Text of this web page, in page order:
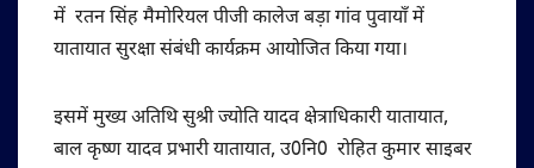
में रतन सिंह मैमोरियल पीजी कालेज बड़ा गांव पुवायाँ में
यातायात सुरक्षा संबंधी कार्यक्रम आयोजित किया गया।
इसमें मुख्य अतिथि सुश्री ज्योति यादव क्षेत्राधिकारी यातायात,
बाल कृष्ण यादव प्रभारी यातायात, उ0नि0 रोहित कुमार साइबर